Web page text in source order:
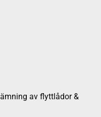
av flyttlådor &